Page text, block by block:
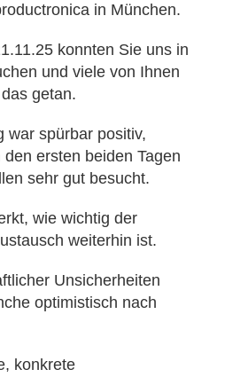
in München.
konnten Sie uns in
und viele von Ihnen
getan.
war spürbar positiv,
den ersten beiden Tagen
sehr gut besucht.
wie wichtig der
weiterhin ist.
Unsicherheiten
optimistisch nach
konkrete